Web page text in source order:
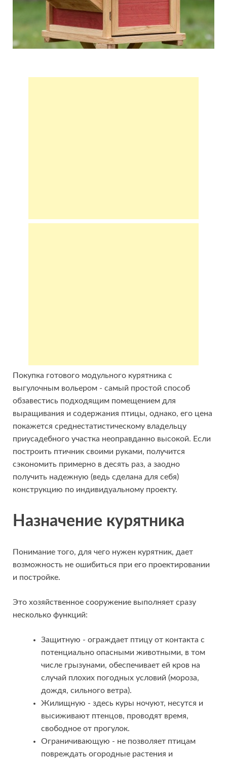
Покупка готового модульного курятника с
выгулочным вольером - самый простой способ
обзавестись подходящим помещением для
выращивания и содержания птицы, однако, его цена
покажется среднестатистическому владельцу
приусадебного участка неоправданно высокой. Если
построить птичник своими руками, получится
сэкономить примерно в десять раз, а заодно
получить надежную (ведь сделана для себя)
конструкцию по индивидуальному проекту.
Назначение курятника
Понимание того, для чего нужен курятник, дает
возможность не ошибиться при его проектировании
и постройке.
Это хозяйственное сооружение выполняет сразу
несколько функций:
Защитную - ограждает птицу от контакта с
потенциально опасными животными, в том
числе грызунами, обеспечивает ей кров на
случай плохих погодных условий (мороза,
дождя, сильного ветра).
Жилищную - здесь куры ночуют, несутся и
высиживают птенцов, проводят время,
свободное от прогулок.
Ограничивающую - не позволяет птицам
повреждать огородные растения и